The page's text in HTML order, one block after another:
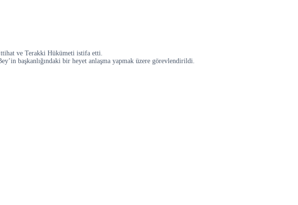
İttihat ve Terakki Hükümeti istifa etti.
başkanlığındaki bir heyet anlaşma yapmak üzere görevlendirildi.